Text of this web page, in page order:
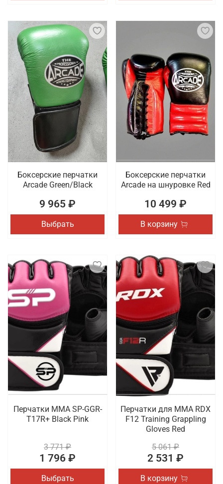
Боксерские перчатки
Arcade Green/Black
9 965 ₽
Выбрать
Боксерские перчатки
Arcade на шнуровке Red
10 499 ₽
В корзину
Перчатки MMA SP-GGR-
T17R+ Black Pink
3 771 ₽
1 796 ₽
Выбрать
Перчатки для MMA RDX
F12 Training Grappling
Gloves Red
5 061 ₽
2 531 ₽
В корзину